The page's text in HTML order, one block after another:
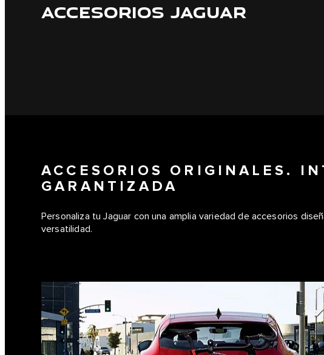
ACCESORIOS JAGUAR
ACCESORIOS ORIGINALES.
GARANTIZADA
Personaliza tu Jaguar con una amplia variedad de accesorios
versatilidad.